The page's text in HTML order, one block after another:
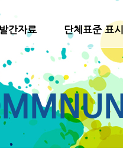
발간자료 단체표준 표